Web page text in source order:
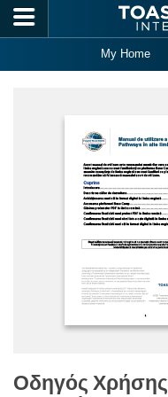
Skip to main content
My Home
Οδηγός